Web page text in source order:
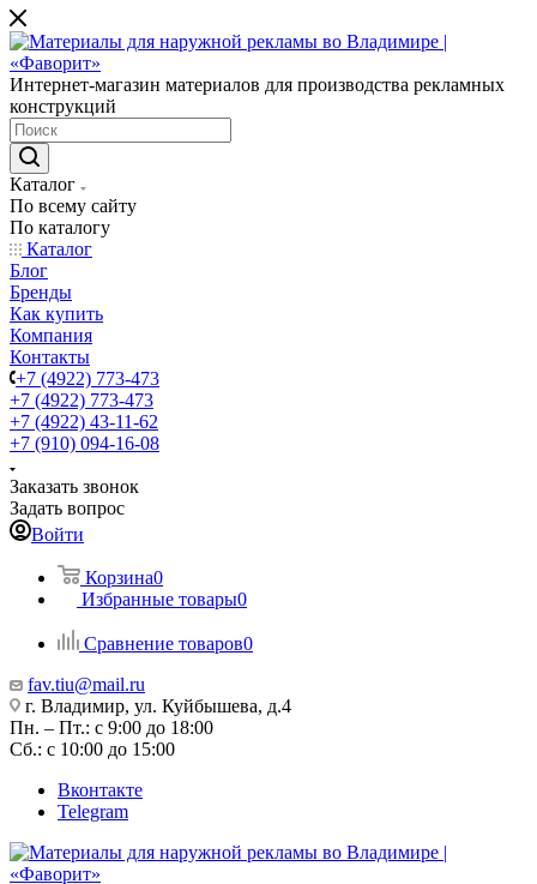
Интернет-магазин материалов для производства рекламных
конструкций
Каталог
По всему сайту
По каталогу
Каталог
Блог
Бренды
Как купить
Компания
Контакты
+7 (4922) 773-473
+7 (4922) 773-473
+7 (4922) 43-11-62
+7 (910) 094-16-08
Заказать звонок
Задать вопрос
Войти
Корзина0
Избранные товары0
Сравнение товаров0
fav.tiu@mail.ru
г. Владимир, ул. Куйбышева, д.4
Пн. – Пт.: с 9:00 до 18:00
Сб.: с 10:00 до 15:00
Вконтакте
Telegram